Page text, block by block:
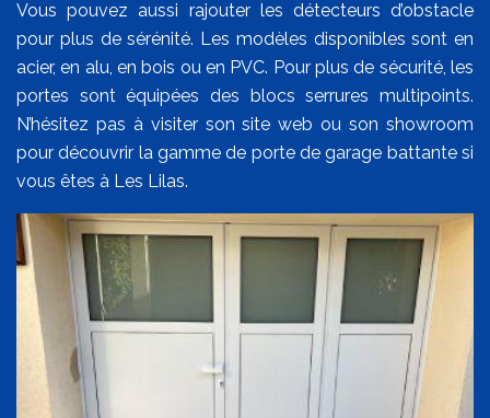
Vous pouvez aussi rajouter les détecteurs d’obstacle
pour plus de sérénité. Les modèles disponibles sont en
acier, en alu, en bois ou en PVC. Pour plus de sécurité, les
portes sont équipées des blocs serrures multipoints.
N’hésitez pas à visiter son site web ou son showroom
pour découvrir la gamme de porte de garage battante si
vous êtes à Les Lilas.